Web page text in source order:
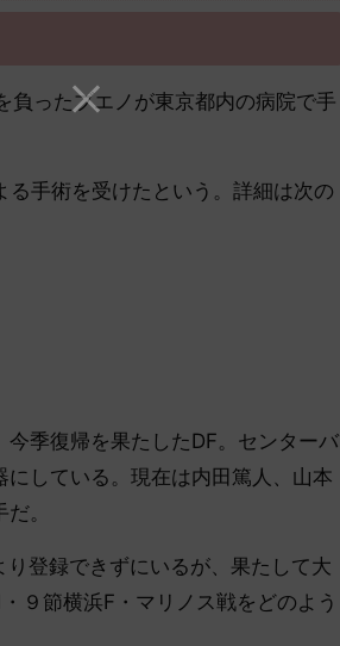
ったブエノが東京都内の病院で手
手術を受けたという。詳細は次の
季復帰を果たしたDF。センターバ
している。現在は内田篤人、山本
。
登録できずにいるが、果たして大
９節横浜F・マリノス戦をどのよう